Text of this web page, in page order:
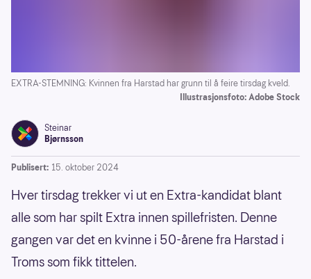
EXTRA-STEMNING: Kvinnen fra Harstad har grunn til å feire tirsdag kveld.
Illustrasjonsfoto: Adobe Stock
Steinar
Bjørnsson
Publisert: 15. oktober 2024
Hver tirsdag trekker vi ut en Extra-kandidat blant
alle som har spilt Extra innen spillefristen. Denne
gangen var det en kvinne i 50-årene fra Harstad i
Troms som fikk tittelen.